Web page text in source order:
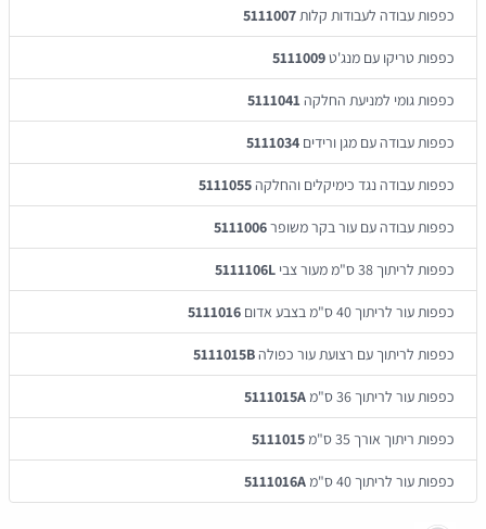
כפפות עבודה לעבודות קלות5111007
כפפות טריקו עם מנג'ט5111009
כפפות גומי למניעת החלקה 5111041
כפפות עבודה עם מגן ורידים 5111034
כפפות עבודה נגד כימיקלים והחלקה5111055
כפפות עבודה עם עור בקר משופר5111006
כפפות לריתוך 38 ס"מ מעור צבי 5111106L
כפפות עור לריתוך 40 ס"מ בצבע אדום 5111016
כפפות לריתוך עם רצועת עור כפולה5111015B
כפפות עור לריתוך 36 ס"מ 5111015A
כפפות ריתוך אורך 35 ס"מ 5111015
כפפות עור לריתוך 40 ס"מ 5111016A